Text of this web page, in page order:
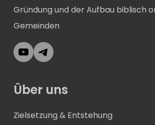
Gründung und der Aufbau biblisch
Gemeinden
YouTubeTelegram
Über uns
Zielsetzung & Entstehung